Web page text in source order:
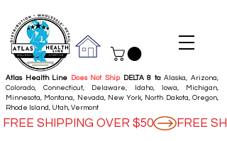
Atlas Health Line Does Not ShipDELTA 8 to: Alaska, Arizona,
Colorado, Connecticut, Delaware, Idaho, Iowa, Michigan,
Minnesota, Montana, Nevada, New York, North Dakota, Oregon,
Rhode Island, Utah, Vermont
FREE SHIPPING OVER $50